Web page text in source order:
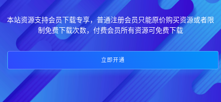
本站资源支持会员下载专享，普通注册会员只能原价购买资源或者限
制免费下载次数，付费会员所有资源可免费下载
立即开通